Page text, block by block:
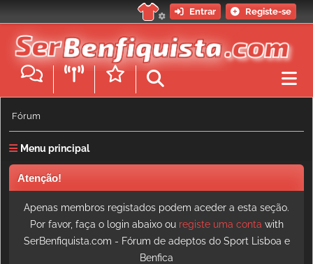
Entrar Registe-se
Fórum
Menu principal
Atenção!
Apenas membros registados podem aceder a esta seção.
Por favor, faça o login abaixo ou registe uma conta with
SerBenfiquista.com - Fórum de adeptos do Sport Lisboa e
Benfica